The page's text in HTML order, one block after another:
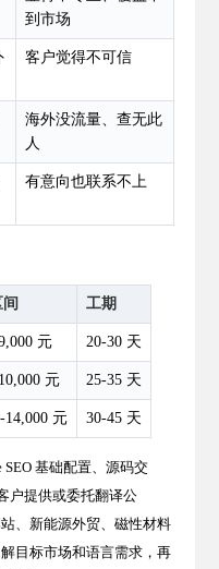
到市场
客户觉得不可信
海外没流量、查无此
人
有意向也联系不上
工期
元 20-30 天
元 25-35 天
14,000 元 30-45 天
基础配置、源码交
户提供或委托翻译公
、新能源外贸、磁性材料
目标市场和语言需求，再